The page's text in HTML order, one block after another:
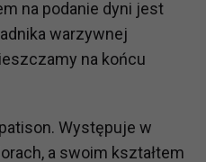
na podanie dyni jest
warzywnej
na końcu
Występuje w
a swoim kształtem